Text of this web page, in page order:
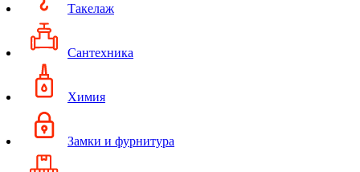
Такелаж
Сантехника
Химия
Замки и фурнитура